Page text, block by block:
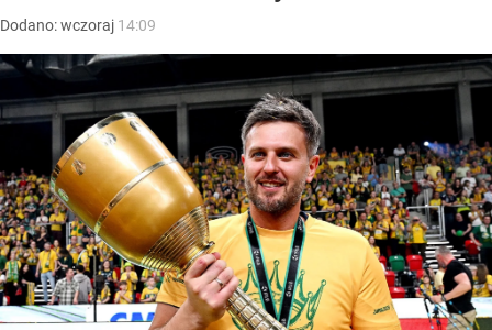
Dodano:wczoraj 14:09